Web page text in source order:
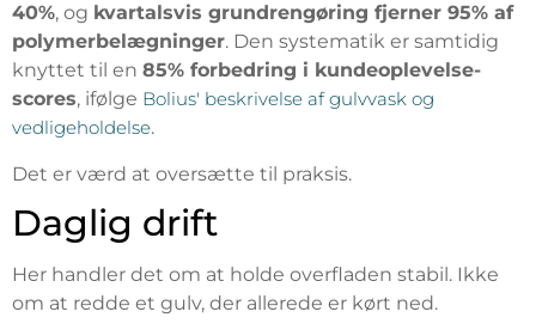
40%, og kvartalsvis grundrengøring fjerner 95% af
polymerbelægninger. Den systematik er samtidig
knyttet til en 85% forbedring i kundeoplevelse-
scores, ifølge Bolius' beskrivelse af gulvvask og
vedligeholdelse.
Det er værd at oversætte til praksis.
Daglig drift
Her handler det om at holde overfladen stabil. Ikke
om at redde et gulv, der allerede er kørt ned.